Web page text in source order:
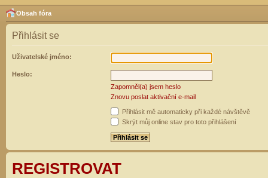
Obsah fóra
Přihlásit se
Uživatelské jméno:
Heslo:
Zapomněl(a) jsem heslo
Znovu poslat aktivační e-mail
Přihlásit mě automaticky při každé návštěvě
Skrýt můj online stav pro toto přihlášení
REGISTROVAT